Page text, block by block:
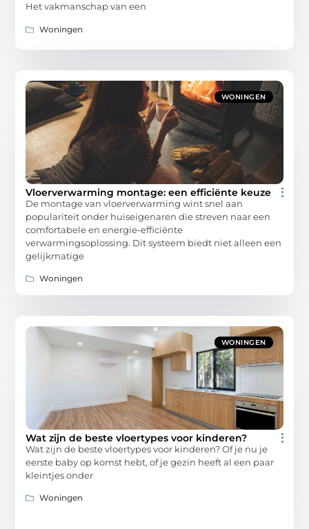
Het vakmanschap van een
Woningen
WONINGEN
Vloerverwarming montage: een efficiënte keuze
De montage van vloerverwarming wint snel aan
populariteit onder huiseigenaren die streven naar een
comfortabele en energie-efficiënte
verwarmingsoplossing. Dit systeem biedt niet alleen een
gelijkmatige
Woningen
WONINGEN
Wat zijn de beste vloertypes voor kinderen?
Wat zijn de beste vloertypes voor kinderen? Of je nu je
eerste baby op komst hebt, of je gezin heeft al een paar
kleintjes onder
Woningen